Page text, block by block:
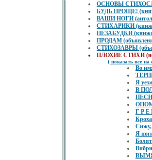
ОСНОВЫ
БУДЬ ПРОЩЕ!
ВАШИ НОГИ
СТИХАРИКИ
НЕЗАБУДКИ
ПРОДАМ
СТИХОЗАВРЫ
ПЛОХИЕ СТИХИ
( показать все на
Во
Я
В
Г Р
Сижу,
Я